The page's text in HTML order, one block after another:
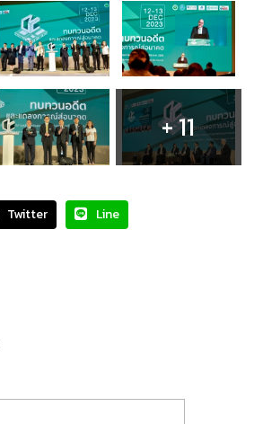
+ 11
Twitter Line